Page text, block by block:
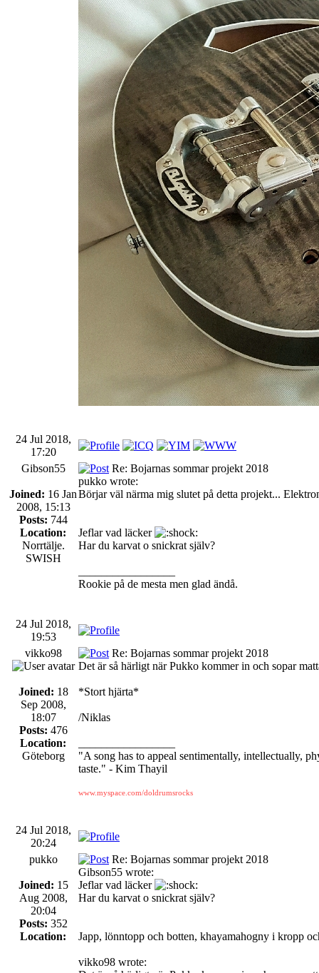
24 Jul 2018,
17:20
Gibson55
Joined: 16 Jan
2008, 15:13
Posts: 744
Location:
Norrtälje.
SWISH
Re: Bojarnas sommar projekt 2018
pukko wrote:
Börjar väl närma mig slutet på detta projekt...
Jeflar vad läcker
Har du karvat o snickrat själv?
Rookie på de mesta men glad ändå.
24 Jul 2018,
19:53
vikko98
Joined: 18
Sep 2008,
18:07
Posts: 476
Location:
Göteborg
Re: Bojarnas sommar projekt 2018
Det är så härligt när Pukko kommer in och sopar
*Stort hjärta*
/Niklas
"A song has to appeal sentimentally, intellectually,
taste." - Kim Thayil
www.myspace.com/doldrumsrocks
24 Jul 2018,
20:24
pukko
Joined: 15
Aug 2008,
20:04
Posts: 352
Location:
Re: Bojarnas sommar projekt 2018
Gibson55 wrote:
Jeflar vad läcker
Har du karvat o snickrat själv?
Japp, lönntopp och botten, khayamahogny i kropp
vikko98 wrote: